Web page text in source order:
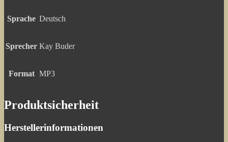
Sprache Deutsch
Sprecher Kay Buder
Format MP3
Produktsicherheit
Herstellerinformationen